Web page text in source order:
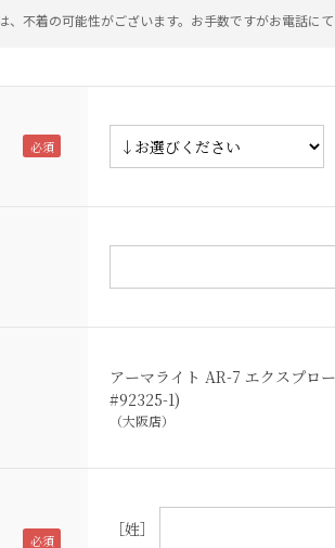
不着の可能性がございます。お手数ですがお電話にて
アーマライト AR-7 エクスプロ
#92325-1)
（大阪店）
［姓］